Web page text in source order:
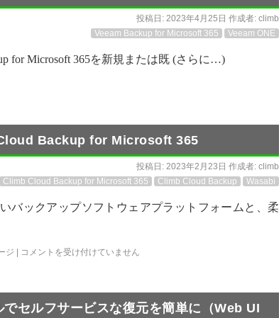
投稿日: 2023年4月25日 作成者: climb
Veeam Backup for Microsoft 365
Veeam ONE
for Microsoft 365を新規または既 (さらに…)
Backup for Microsoft 365
投稿日: 2023年2月23日 作成者: climb
Climb Cloud Backup for Microsoft 365
Climb Cloud Backup Wasabi
バックアップソフトウェアプラットフォームと、柔
ジ | コメントを受け付けていません
セルフサービスな復元を簡単に（Web UI